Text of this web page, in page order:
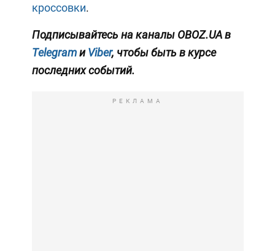
кроссовки.
Подписывайтесь на каналы OBOZ.UA в
Telegram и Viber, чтобы быть в курсе
последних событий.
РЕКЛАМА